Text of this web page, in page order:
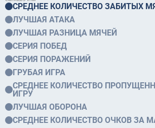
СРЕДНЕЕ КОЛИЧЕСТВО ЗАБИТЫХ
ЛУЧШАЯ АТАКА
ЛУЧШАЯ РАЗНИЦА МЯЧЕЙ
СЕРИЯ ПОБЕД
СЕРИЯ ПОРАЖЕНИЙ
ГРУБАЯ ИГРА
СРЕДНЕЕ КОЛИЧЕСТВО
ИГРУ
ЛУЧШАЯ ОБОРОНА
СРЕДНЕЕ КОЛИЧЕСТВО ОЧКОВ ЗА